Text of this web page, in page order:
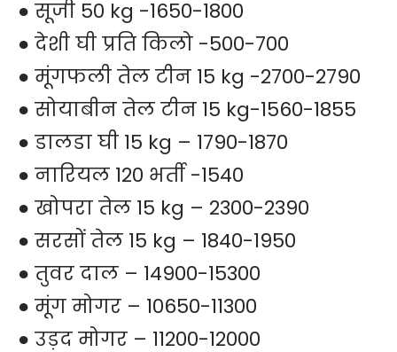
● सूजी 50 kg -1650-1800
● देशी घी प्रति किलो -500-700
● मूंगफली तेल टीन 15 kg -2700-2790
● सोयाबीन तेल टीन 15 kg-1560-1855
● डालडा घी 15 kg – 1790-1870
● नारियल 120 भर्ती -1540
● खोपरा तेल 15 kg – 2300-2390
● सरसों तेल 15 kg – 1840-1950
● तुवर दाल – 14900-15300
● मूंग मोगर – 10650-11300
● उड़द मोगर – 11200-12000